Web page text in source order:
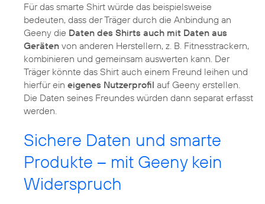
Für das smarte Shirt würde das beispielsweise
bedeuten, dass der Träger durch die Anbindung an
Geeny die Daten des Shirts auch mit Daten aus
Geräten von anderen Herstellern, z. B. Fitnesstrackern,
kombinieren und gemeinsam auswerten kann. Der
Träger könnte das Shirt auch einem Freund leihen und
hierfür ein eigenes Nutzerprofil auf Geeny erstellen.
Die Daten seines Freundes würden dann separat erfasst
werden.
Sichere Daten und smarte
Produkte – mit Geeny kein
Widerspruch